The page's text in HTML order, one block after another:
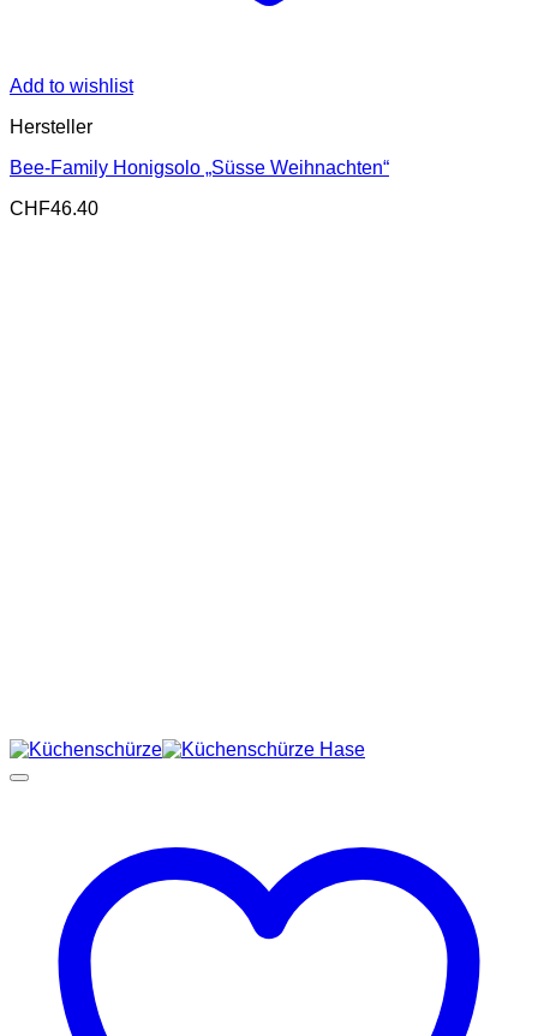
Add to wishlist
Hersteller
Bee-Family Honigsolo „Süsse Weihnachten“
CHF46.40